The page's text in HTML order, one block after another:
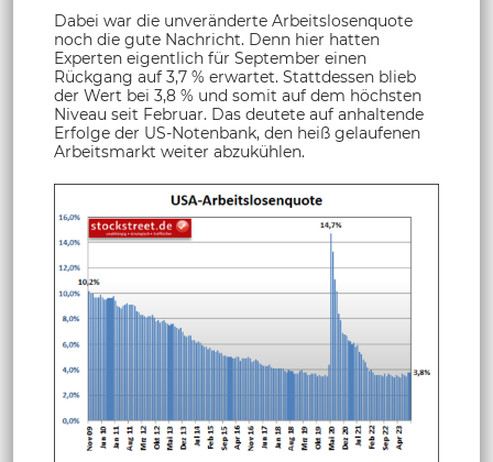
Dabei war die unveränderte Arbeitslosenquote
noch die gute Nachricht. Denn hier hatten
Experten eigentlich für September einen
Rückgang auf 3,7 % erwartet. Stattdessen blieb
der Wert bei 3,8 % und somit auf dem höchsten
Niveau seit Februar. Das deutete auf anhaltende
Erfolge der US-Notenbank, den heiß gelaufenen
Arbeitsmarkt weiter abzukühlen.